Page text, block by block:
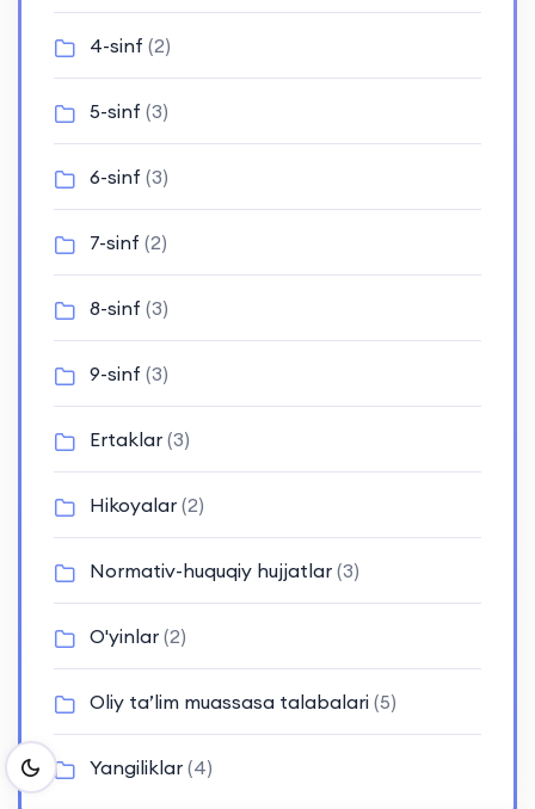
4-sinf (2)
5-sinf (3)
6-sinf (3)
7-sinf (2)
8-sinf (3)
9-sinf (3)
Ertaklar (3)
Hikoyalar (2)
Normativ-huquqiy hujjatlar (3)
O'yinlar (2)
Oliy ta’lim muassasa talabalari (5)
Yangiliklar (4)